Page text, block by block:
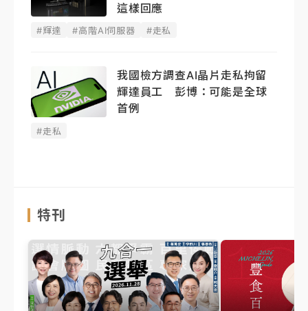
這樣回應
#輝達 #高階AI伺服器 #走私
我國檢方調查AI晶片走私拘留
輝達員工 彭博：可能是全球
首例
#走私
特刊